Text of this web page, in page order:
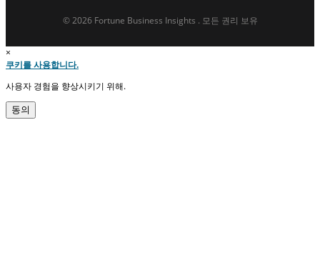
© 2026 Fortune Business Insights . 모든 권리 보유
×
쿠키를 사용합니다.
사용자 경험을 향상시키기 위해.
동의